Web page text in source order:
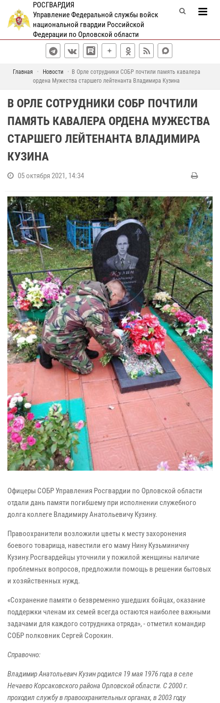
РОСГВАРДИЯ
Управление Федеральной службы войск
национальной гвардии Российской
Федерации по Орловской области
Главная Новости
В Орле сотрудники СОБР почтили память кавалера
ордена Мужества старшего лейтенанта Владимира Кузина
В ОРЛЕ СОТРУДНИКИ СОБР ПОЧТИЛИ
ПАМЯТЬ КАВАЛЕРА ОРДЕНА МУЖЕСТВА
СТАРШЕГО ЛЕЙТЕНАНТА ВЛАДИМИРА
КУЗИНА
05 октября 2021, 14:34
Офицеры СОБР Управления Росгвардии по Орловской области
отдали дань памяти погибшему при исполнении служебного
долга коллеге Владимиру Анатольевичу Кузину.
Правоохранители возложили цветы к месту захоронения
боевого товарища, навестили его маму Нину Кузьминичну
Кузину.Росгвардейцы уточнили у пожилой женщины наличие
проблемных вопросов, предложили помощь в решении бытовых
и хозяйственных нужд.
«Сохранение памяти о безвременно ушедших бойцах, оказание
поддержки членам их семей всегда остаются наиболее важными
задачами для каждого сотрудника отряда», - отметил командир
СОБР полковник Сергей Сорокин.
Справочно:
Владимир Анатольевич Кузин родился 19 мая 1976 года в селе
Нечаево Корсаковского района Орловской области. С 2000 г.
проходил службу в правоохранительных органах, в 2003 году